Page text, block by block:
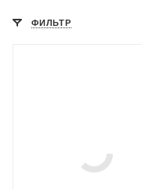
ФИЛЬТР